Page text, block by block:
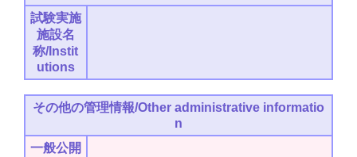
試験実施
施設名
称/Instit
utions
その他の管理情報/Other administrative informatio
n
一般公開